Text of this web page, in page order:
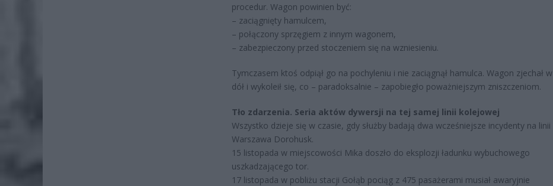
procedur. Wagon powinien być:
– zaciągnięty hamulcem,
– połączony sprzęgiem z innym wagonem,
– zabezpieczony przed stoczeniem się na wzniesieniu.
Tymczasem ktoś odpiął go na pochyleniu i nie zaciągnął hamulca. Wagon zjechał w
dół i wykoleił się, co – paradoksalnie – zapobiegło poważniejszym zniszczeniom.
Tło zdarzenia. Seria aktów dywersji na tej samej linii kolejowej
Wszystko dzieje się w czasie, gdy służby badają dwa wcześniejsze incydenty na linii
Warszawa Dorohusk.
15 listopada w miejscowości Mika doszło do eksplozji ładunku wybuchowego
uszkadzającego tor.
17 listopada w pobliżu stacji Gołąb pociąg z 475 pasażerami musiał awaryjnie